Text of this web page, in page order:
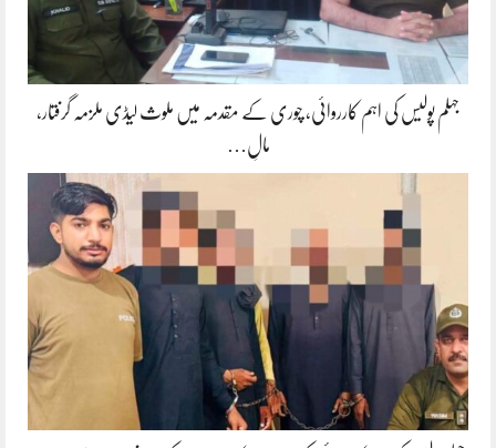
جہلم پولیس کی اہم کارروائی، چوری کے مقدمہ میں ملوث لیڈی ملزمہ گرفتار،
مالِ…